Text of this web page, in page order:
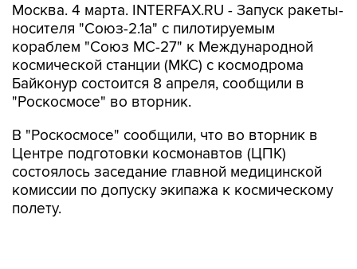
Москва. 4 марта. INTERFAX.RU - Запуск ракеты-
носителя "Союз-2.1а" с пилотируемым
кораблем "Союз МС-27" к Международной
космической станции (МКС) с космодрома
Байконур состоится 8 апреля, сообщили в
"Роскосмосе" во вторник.
В "Роскосмосе" сообщили, что во вторник в
Центре подготовки космонавтов (ЦПК)
состоялось заседание главной медицинской
комиссии по допуску экипажа к космическому
полету.